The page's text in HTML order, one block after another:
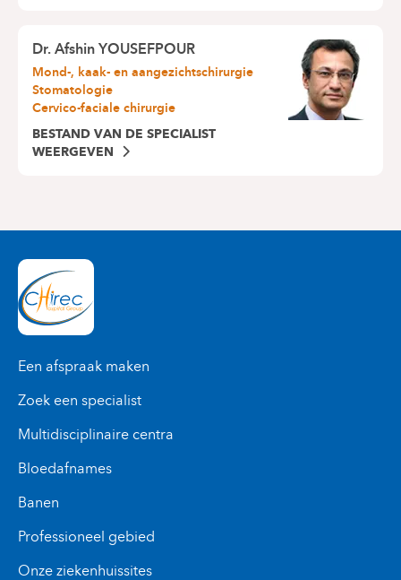
Dr.Afshin YOUSEFPOUR
Mond-, kaak- en aangezichtschirurgie
Stomatologie
Cervico-faciale chirurgie
BESTAND VAN DE SPECIALIST
WEERGEVEN
Een afspraak maken
Zoek een specialist
Multidisciplinaire centra
Bloedafnames
Banen
Professioneel gebied
Onze ziekenhuissites